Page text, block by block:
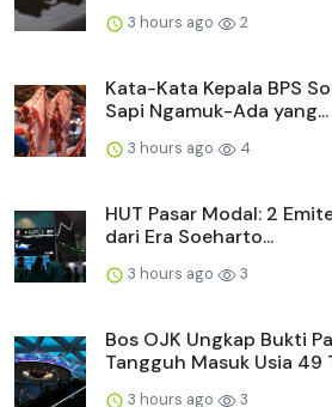
3 hours ago 2
Kata-Kata Kepala BPS
Sapi Ngamuk-Ada yang...
3 hours ago 4
HUT Pasar Modal: 2
dari Era Soeharto...
3 hours ago 3
Bos OJK Ungkap Bukti
Tangguh Masuk Usia 49
3 hours ago 3